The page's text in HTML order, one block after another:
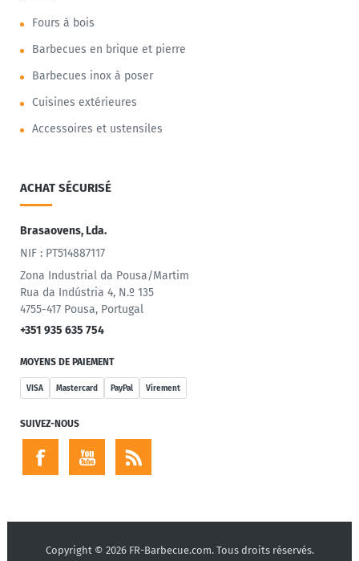
Fours à bois
Barbecues en brique et pierre
Barbecues inox à poser
Cuisines extérieures
Accessoires et ustensiles
ACHAT SÉCURISÉ
Brasaovens, Lda.
NIF : PT514887117
Zona Industrial da Pousa/Martim
Rua da Indústria 4, N.º 135
4755-417 Pousa, Portugal
+351 935 635 754
MOYENS DE PAIEMENT
VISA Mastercard PayPal Virement
SUIVEZ-NOUS
Copyright © 2026 FR-Barbecue.com. Tous droits réservés.